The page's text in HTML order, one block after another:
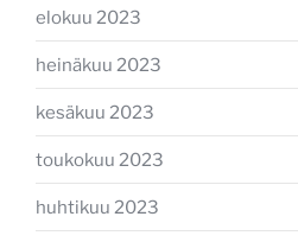
elokuu 2023
heinäkuu 2023
kesäkuu 2023
toukokuu 2023
huhtikuu 2023